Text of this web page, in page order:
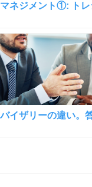
マネジメント①: ト
イザリーの違い。